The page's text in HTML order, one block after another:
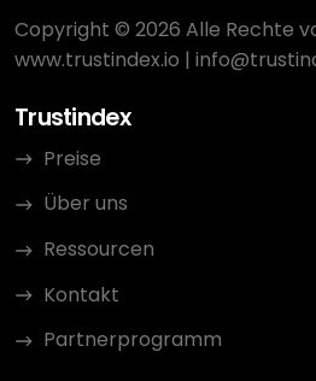
Copyright © 2026 Alle Rechte
www.trustindex.io |
Trustindex
Preise
Über uns
Ressourcen
Kontakt
Partnerprogramm